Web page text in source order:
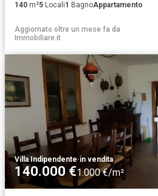
140 m²5 Locali1 BagnoAppartamento
Aggiornato oltre un mese fa da
Immobiliare.it
Villa Indipendente·in vendita
140.000 €1.000 €/m²